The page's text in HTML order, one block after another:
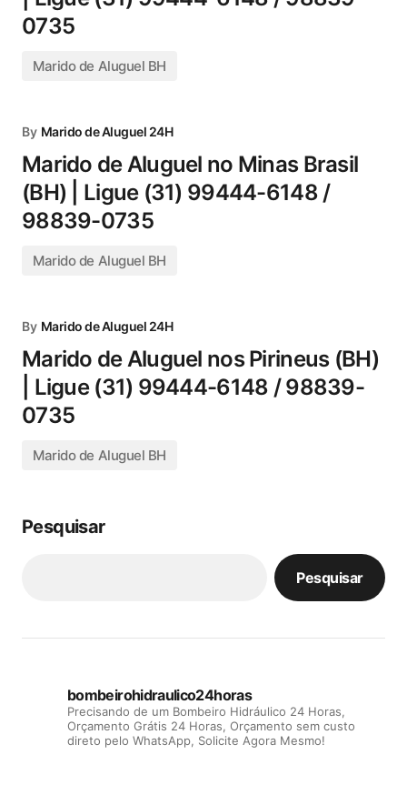
0735
Marido de Aluguel BH
By Marido de Aluguel 24H
Marido de Aluguel no Minas Brasil
(BH) | Ligue (31) 99444-6148 /
98839-0735
Marido de Aluguel BH
By Marido de Aluguel 24H
Marido de Aluguel nos Pirineus (BH)
| Ligue (31) 99444-6148 / 98839-
0735
Marido de Aluguel BH
Pesquisar
Pesquisar
bombeirohidraulico24horas
Precisando de um Bombeiro Hidráulico 24 Horas,
Orçamento Grátis 24 Horas, Orçamento sem custo
direto pelo WhatsApp, Solicite Agora Mesmo!